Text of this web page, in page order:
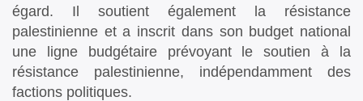
égard. Il soutient également la résistance
palestinienne et a inscrit dans son budget national
une ligne budgétaire prévoyant le soutien à la
résistance palestinienne, indépendamment des
factions politiques.